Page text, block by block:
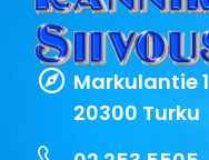
Markulantie 1
20300 Turku